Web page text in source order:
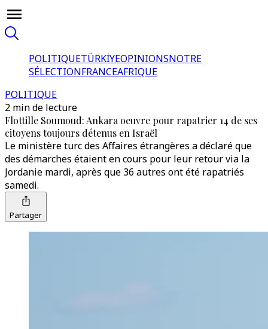
POLITIQUETÜRKİYEOPINIONSNOTRE
SÉLECTIONFRANCEAFRIQUE
POLITIQUE
2 min de lecture
Flottille Soumoud: Ankara oeuvre pour rapatrier 14 de ses
citoyens toujours détenus en Israël
Le ministère turc des Affaires étrangères a déclaré que
des démarches étaient en cours pour leur retour via la
Jordanie mardi, après que 36 autres ont été rapatriés
samedi.
Partager